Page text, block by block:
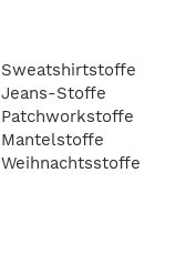
Sweatshirtstoffe
Jeans-Stoffe
Patchworkstoffe
Mantelstoffe
Weihnachtsstoffe